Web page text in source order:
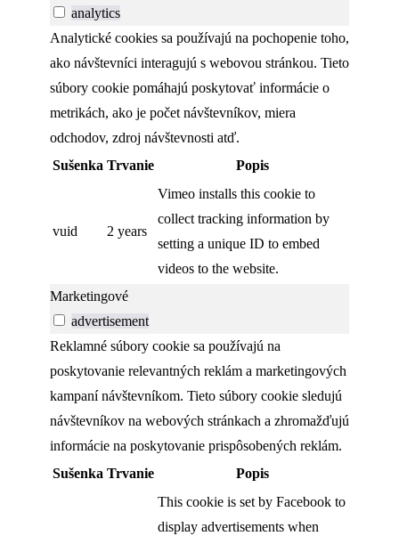
analytics
Analytické cookies sa používajú na pochopenie toho,
ako návštevníci interagujú s webovou stránkou. Tieto
súbory cookie pomáhajú poskytovať informácie o
metrikách, ako je počet návštevníkov, miera
odchodov, zdroj návštevnosti atď.
Sušenka Trvanie Popis
vuid 2 years
Vimeo installs this cookie to
collect tracking information by
setting a unique ID to embed
videos to the website.
Marketingové
advertisement
Reklamné súbory cookie sa používajú na
poskytovanie relevantných reklám a marketingových
kampaní návštevníkom. Tieto súbory cookie sledujú
návštevníkov na webových stránkach a zhromažďujú
informácie na poskytovanie prispôsobených reklám.
Sušenka Trvanie Popis
This cookie is set by Facebook to
display advertisements when